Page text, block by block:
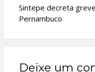
Sintepe decreta
Pernambuco
Deixe um